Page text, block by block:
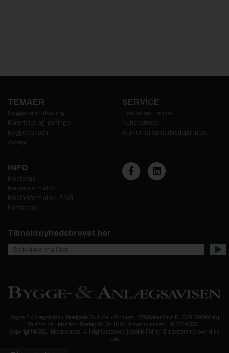
TEMAER
Byggeriets udvikling
Materialer og løsninger
Byggepladsen
Anlæg
SERVICE
Læs avisen online
Nyhedsbreve
Artikler fra samarbejdspartnere
INFO
Mediehus
Medieinformation
Mediainformation-ENG
Kontakt os
Tilmeld nyhedsbrevet her
Bygge- & Anlægsavisen, Bredgade 36. 1. Sal - Forhuset, 1260 København K | CVR: 28890346 |
Telefontider: Mandag - Fredag: 09.00 - 16.00 | Hovednummer: +45 3344 5555 |
Copyright © 2021, Mediaxpress | All rights reserved | Cookie Policy
Du bestemmer over dine
data